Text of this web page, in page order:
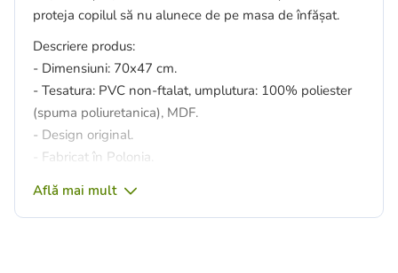
proteja copilul să nu alunece de pe masa de înfășat.
Descriere produs:
- Dimensiuni: 70x47 cm.
- Tesatura: PVC non-ftalat, umplutura: 100% poliester
(spuma poliuretanica), MDF.
- Design original.
- Fabricat în Polonia.
Află mai mult